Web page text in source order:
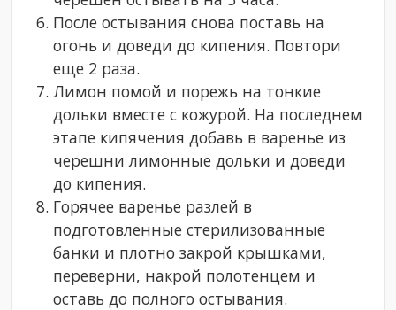
После остывания снова поставь на
огонь и доведи до кипения. Повтори
еще 2 раза.
Лимон помой и порежь на тонкие
дольки вместе с кожурой. На последнем
этапе кипячения добавь в варенье из
черешни лимонные дольки и доведи
до кипения.
Горячее варенье разлей в
подготовленные стерилизованные
банки и плотно закрой крышками,
переверни, накрой полотенцем и
оставь до полного остывания.